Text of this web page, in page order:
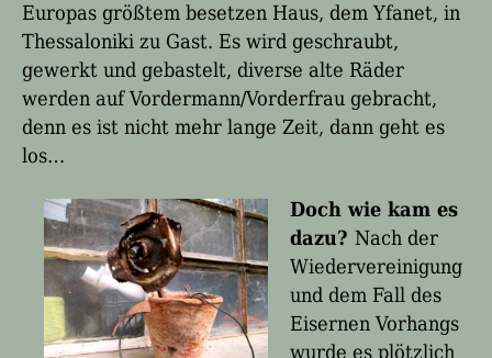
Europas größtem besetzen Haus, dem Yfanet, in
Thessaloniki zu Gast. Es wird geschraubt,
gewerkt und gebastelt, diverse alte Räder
werden auf Vordermann/Vorderfrau gebracht,
denn es ist nicht mehr lange Zeit, dann geht es
los…
Doch wie kam es
dazu? Nach der
Wiedervereinigung
und dem Fall des
Eisernen Vorhangs
wurde es plötzlich